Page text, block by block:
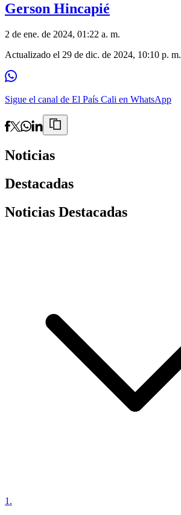
Gerson Hincapié
2 de ene. de 2024, 01:22 a. m.
Actualizado el 29 de dic. de 2024, 10:10 p. m.
Sigue el canal de El País Cali en WhatsApp
Noticias
Destacadas
Noticias Destacadas
1 .